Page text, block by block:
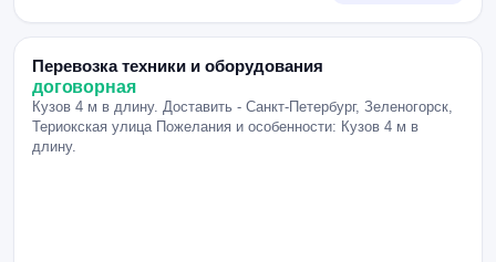
Перевозка техники и оборудования
договорная
Кузов 4 м в длину. Доставить - Санкт-Петербург, Зеленогорск,
Териокская улица Пожелания и особенности: Кузов 4 м в
длину.